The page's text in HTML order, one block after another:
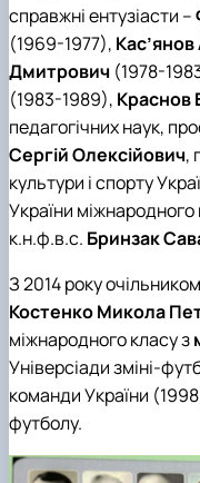
справжні ентузіасти –
(1969-1977),
Дмитрович (1978-
(1983-1989), Краснов
педагогічних наук,
Сергій Олексійович,
культури і спорту
України міжнародного
к.н.ф.в.с. Бринзак
З 2014 року
Костенко Микола
міжнародного класу з
Універсіади зміні-
команди України
футболу.